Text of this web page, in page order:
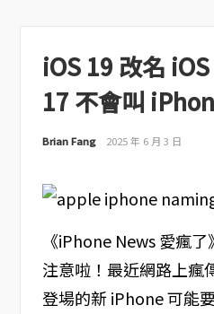
iOS 19 改名
17 不會叫
Brian Fang 2025 年 6 月 3 日
《iPhone News 愛瘋
注意啦！最近網路上瘋
登場的新 iPhone 可能